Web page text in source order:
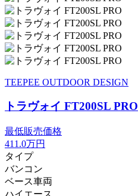
TEEPEE OUTDOOR DESIGN
トラヴォイ FT200SL PRO
最低販売価格
411.0万円
タイプ
バンコン
ベース車両